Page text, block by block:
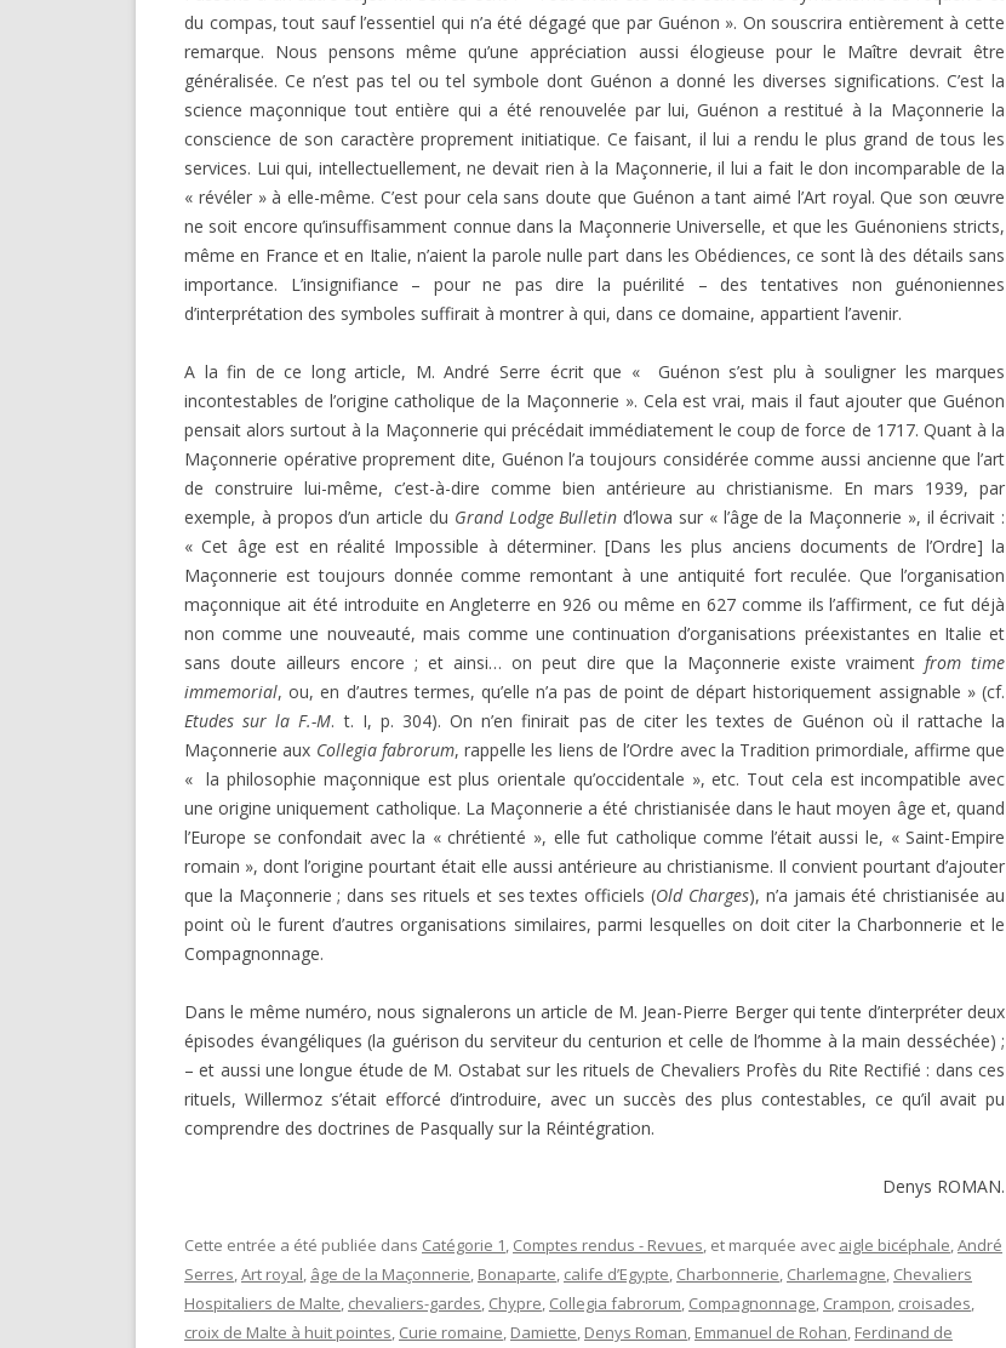
du compas, tout sauf l’essentiel qui n’a été dégagé que par Guénon ». On souscrira entièrement à cette
remarque. Nous pensons même qu’une appréciation aussi élogieuse pour le Maître devrait être
généralisée. Ce n’est pas tel ou tel symbole dont Guénon a donné les diverses significations. C’est la
science maçonnique tout entière qui a été renouvelée par lui, Guénon a restitué à la Maçonnerie la
conscience de son caractère proprement initiatique. Ce faisant, il lui a rendu le plus grand de tous les
services. Lui qui, intellectuellement, ne devait rien à la Maçonnerie, il lui a fait le don incomparable de la
« révéler » à elle-même. C’est pour cela sans doute que Guénon a tant aimé l’Art royal. Que son œuvre
ne soit encore qu’insuffisamment connue dans la Maçonnerie Universelle, et que les Guénoniens stricts,
même en France et en Italie, n’aient la parole nulle part dans les Obédiences, ce sont là des détails sans
importance. L’insignifiance – pour ne pas dire la puérilité – des tentatives non guénoniennes
d’interprétation des symboles suffirait à montrer à qui, dans ce domaine, appartient l’avenir.
A la fin de ce long article, M. André Serre écrit que « Guénon s’est plu à souligner les marques
incontestables de l’origine catholique de la Maçonnerie ». Cela est vrai, mais il faut ajouter que Guénon
pensait alors surtout à la Maçonnerie qui précédait immédiatement le coup de force de 1717. Quant à la
Maçonnerie opérative proprement dite, Guénon l’a toujours considérée comme aussi ancienne que l’art
de construire lui-même, c’est-à-dire comme bien antérieure au christianisme. En mars 1939, par
exemple, à propos d’un article du Grand Lodge Bulletin d’lowa sur « l’âge de la Maçonnerie », il écrivait :
« Cet âge est en réalité Impossible à déterminer. [Dans les plus anciens documents de l’Ordre] la
Maçonnerie est toujours donnée comme remontant à une antiquité fort reculée. Que l’organisation
maçonnique ait été introduite en Angleterre en 926 ou même en 627 comme ils l’affirment, ce fut déjà
non comme une nouveauté, mais comme une continuation d’organisations préexistantes en Italie et
sans doute ailleurs encore ; et ainsi… on peut dire que la Maçonnerie existe vraimentfromtime
immemorial, ou, en d’autres termes, qu’elle n’a pas de point de départ historiquement assignable » (cf.
Etudessurla F.-M. t. I, p. 304). On n’en finirait pas de citer les textes de Guénon où il rattache la
Maçonnerie aux Collegia fabrorum, rappelle les liens de l’Ordre avec la Tradition primordiale, affirme que
« la philosophie maçonnique est plus orientale qu’occidentale », etc. Tout cela est incompatible avec
une origine uniquement catholique. La Maçonnerie a été christianisée dans le haut moyen âge et, quand
l’Europe se confondait avec la « chrétienté », elle fut catholique comme l’était aussi le, « Saint-Empire
romain », dont l’origine pourtant était elle aussi antérieure au christianisme. Il convient pourtant d’ajouter
que la Maçonnerie ; dans ses rituels et ses textes officiels (Old Charges), n’a jamais été christianisée au
point où le furent d’autres organisations similaires, parmi lesquelles on doit citer la Charbonnerie et le
Compagnonnage.
Dans le même numéro, nous signalerons un article de M. Jean-Pierre Berger qui tente d’interpréter deux
épisodes évangéliques (la guérison du serviteur du centurion et celle de l’homme à la main desséchée) ;
– et aussi une longue étude de M. Ostabat sur les rituels de Chevaliers Profès du Rite Rectifié : dans ces
rituels, Willermoz s’était efforcé d’introduire, avec un succès des plus contestables, ce qu’il avait pu
comprendre des doctrines de Pasqually sur la Réintégration.
Denys ROMAN.
Cette entrée a été publiée dans Catégorie 1, Comptes rendus - Revues, et marquée avec aigle bicéphale,André
Serres,Art royal, âge de la Maçonnerie, Bonaparte, calife d’Egypte, Charbonnerie, Charlemagne, Chevaliers
Hospitaliers de Malte, chevaliers-gardes, Chypre, Collegia fabrorum, Compagnonnage, Crampon, croisades,
croix de Malte à huit pointes, Curie romaine, Damiette, Denys Roman, Emmanuel de Rohan, Ferdinand de